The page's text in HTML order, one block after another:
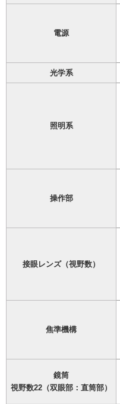
電源
光学系
照明系
操作部
接眼レンズ（視野数）
焦準機構
鏡筒
視野数22（双眼部：直筒部）